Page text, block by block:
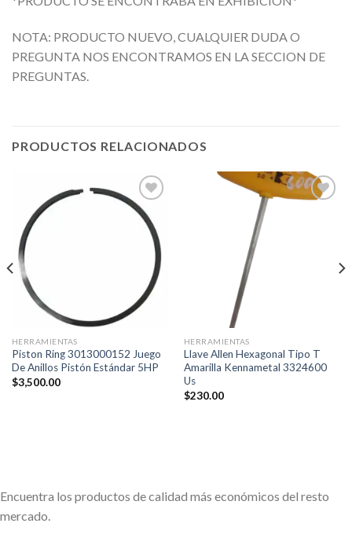
NOTA: PRODUCTO NUEVO, CUALQUIER DUDA O
PREGUNTA NOS ENCONTRAMOS EN LA SECCION DE
PREGUNTAS.
PRODUCTOS RELACIONADOS
Añadir
a la
lista de
deseos
HERRAMIENTAS
Piston Ring 3013000152 Juego
De Anillos Pistón Estándar 5HP
$3,500.00
HERRAMIENTAS
Llave Allen Hexagonal Tipo T
Amarilla Kennametal 3324600
Us
$230.00
Encuentra los productos de calidad más económicos del resto
mercado.